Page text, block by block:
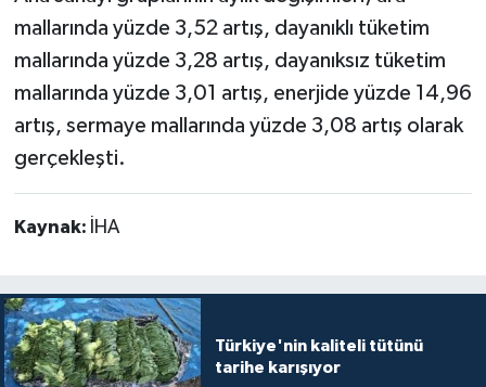
mallarında yüzde 3,52 artış, dayanıklı tüketim
mallarında yüzde 3,28 artış, dayanıksız tüketim
mallarında yüzde 3,01 artış, enerjide yüzde 14,96
artış, sermaye mallarında yüzde 3,08 artış olarak
gerçekleşti.
Kaynak: İHA
Türkiye'nin kaliteli tütünü
tarihe karışıyor